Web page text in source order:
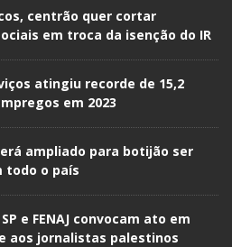
centrão quer cortar
em troca da isenção do IR
atingiu recorde de 15,2
em 2023
ampliado para botijão ser
todo o país
e FENAJ convocam ato em
aos jornalistas palestinos